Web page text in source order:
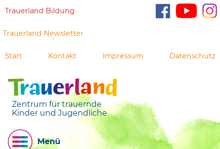
Trauerland Bildung
Trauerland Newsletter
Start Kontakt Impressum Datenschutz
Zentrum für trauernde
Kinder und Jugendliche
Menü